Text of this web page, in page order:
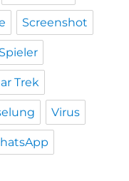
Screenshot
Spieler
Trek
Virus